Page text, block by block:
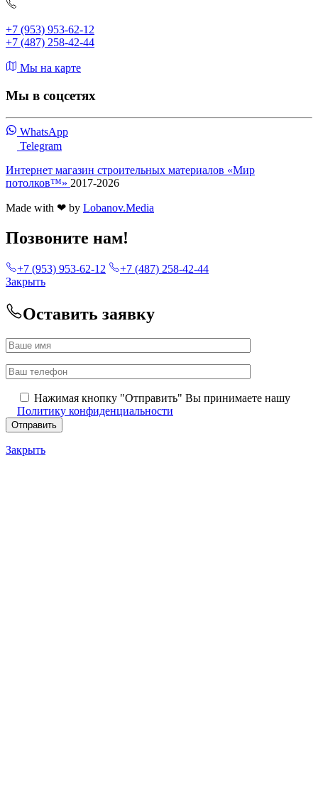
+7 (953) 953-62-12
+7 (487) 258-42-44
Мы на карте
Мы в соцсетях
WhatsApp
Telegram
Интернет магазин строительных материалов «Мир
потолков™» 2017-2026
Made with ❤ by Lobanov.Media
Позвоните нам!
+7 (953) 953-62-12
+7 (487) 258-42-44
Закрыть
Оставить заявку
Нажимая кнопку "Отправить" Вы принимаете нашу
Политику конфиденциальности
Закрыть